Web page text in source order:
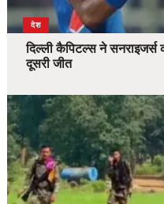
देश
दिल्ली कैपिटल्स ने सनराइजर्स
दूसरी जीत